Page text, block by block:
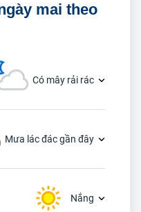
mai theo
Có mây rải rác
Mưa lác đác gần đây
Nắng